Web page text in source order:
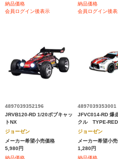
納品価格
会員ログイン後表示
納品価格
会員ログイン後
4897039352196
JRVB120-RD 1/20ボブキャッ
トNX
ジョーゼン
メーカー希望小売価格
5,980円
納品価格
4897039353001
JFVC014-RD 爆
クル TYPE-RED
ジョーゼン
メーカー希望小
1,280円
納品価格